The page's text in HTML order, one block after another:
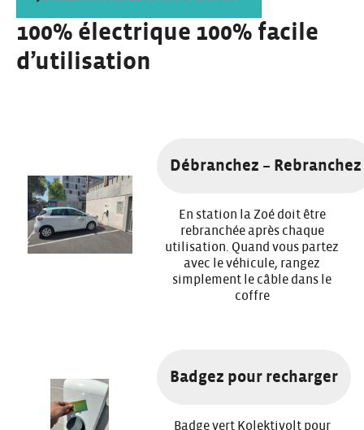
100% électrique 100% facile
d’utilisation
Débranchez – Rebranchez
En station la Zoé doit être
rebranchée après chaque
utilisation. Quand vous partez
avec le véhicule, rangez
simplement le câble dans le
coffre
Badgez pour recharger
Badge vert Kolektivolt pour